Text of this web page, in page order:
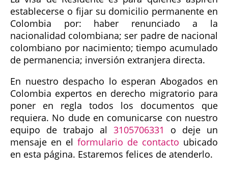
establecerse o fijar su domicilio permanente en
Colombia por: haber renunciado a la
nacionalidad colombiana; ser padre de nacional
colombiano por nacimiento; tiempo acumulado
de permanencia; inversión extranjera directa.
En nuestro despacho lo esperan Abogados en
Colombia expertos en derecho migratorio para
poner en regla todos los documentos que
requiera. No dude en comunicarse con nuestro
equipo de trabajo al 3105706331
o deje un
mensaje en el formulario de contacto ubicado
en esta página. Estaremos felices de atenderlo.